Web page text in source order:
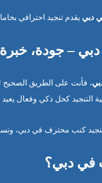
دبي يقدم تنجيد احترافي
– جودة،
، فأنت على الطريق الصحيح
التنجيد كحل ذكي وفعال
كنب محترف في دبي،
في دبي؟